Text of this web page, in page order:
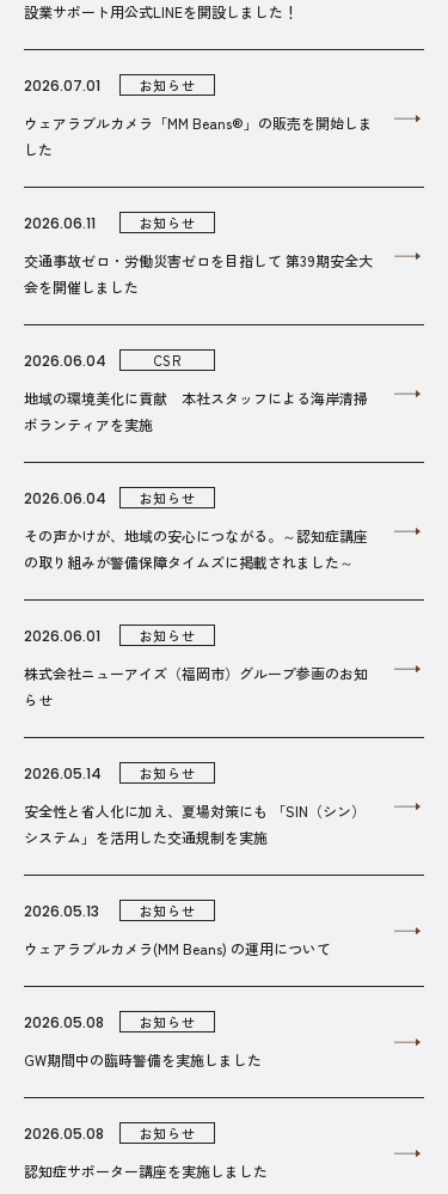
設業サポート用公式LINEを開設しました！
2026.07.01 お知らせ
ウェアラブルカメラ「MM Beans®」の販売を開始しま
した
2026.06.11 お知らせ
交通事故ゼロ・労働災害ゼロを目指して 第39期安全大
会を開催しました
2026.06.04 CSR
地域の環境美化に貢献 本社スタッフによる海岸清掃
ボランティアを実施
2026.06.04 お知らせ
その声かけが、地域の安心につながる。～認知症講座
の取り組みが警備保障タイムズに掲載されました～
2026.06.01 お知らせ
株式会社ニューアイズ（福岡市）グループ参画のお知
らせ
2026.05.14 お知らせ
安全性と省人化に加え、夏場対策にも 「SIN（シン）
システム」を活用した交通規制を実施
2026.05.13 お知らせ
ウェアラブルカメラ(MM Beans) の運用について
2026.05.08 お知らせ
GW期間中の臨時警備を実施しました
2026.05.08 お知らせ
認知症サポーター講座を実施しました